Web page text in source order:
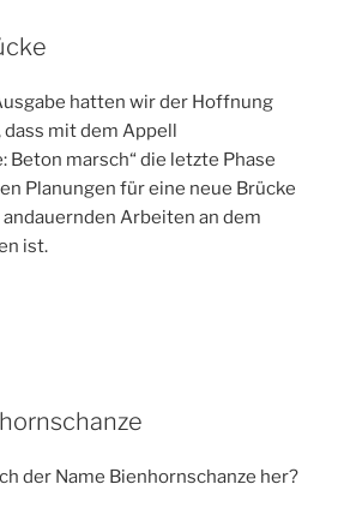
hatten wir der Hoffnung
mit dem Appell
Beton marsch“ die letzte Phase
Planungen für eine neue Brücke
andauernden Arbeiten an dem
ist.
der Name Bienhornschanze her?